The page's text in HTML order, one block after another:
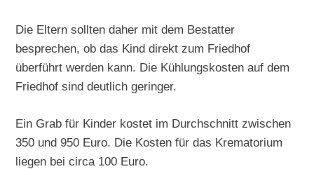
Die Eltern sollten daher mit dem Bestatter
besprechen, ob das Kind direkt zum Friedhof
überführt werden kann. Die Kühlungskosten auf dem
Friedhof sind deutlich geringer.
Ein Grab für Kinder kostet im Durchschnitt zwischen
350 und 950 Euro. Die Kosten für das Krematorium
liegen bei circa 100 Euro.